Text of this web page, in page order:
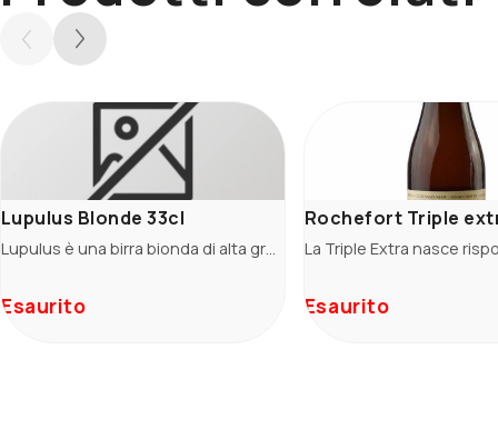
Lupulus Blonde 33cl
Lupulus è una birra bionda di alta gradazione (8,5%) in stile tripel. E' caratterizzata da un utilizzo abbondante di luppolo sia nella caldaia che in fase di fermentazione donando un intensità di profumi incofondibile.
Esaurito
Rochefort Triple
Esaurito